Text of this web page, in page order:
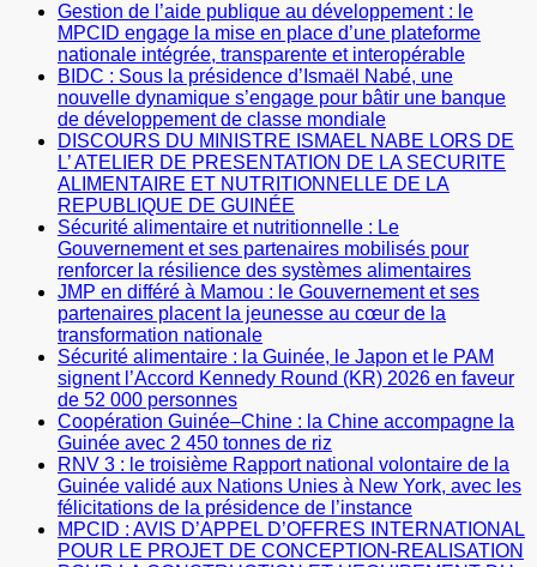
Gestion de l’aide publique au développement : le
MPCID engage la mise en place d’une plateforme
nationale intégrée, transparente et interopérable
BIDC : Sous la présidence d’Ismaël Nabé, une
nouvelle dynamique s’engage pour bâtir une banque
de développement de classe mondiale
DISCOURS DU MINISTRE ISMAEL NABE LORS DE
L’ ATELIER DE PRESENTATION DE LA SECURITE
ALIMENTAIRE ET NUTRITIONNELLE DE LA
REPUBLIQUE DE GUINÉE
Sécurité alimentaire et nutritionnelle : Le
Gouvernement et ses partenaires mobilisés pour
renforcer la résilience des systèmes alimentaires
JMP en différé à Mamou : le Gouvernement et ses
partenaires placent la jeunesse au cœur de la
transformation nationale
Sécurité alimentaire : la Guinée, le Japon et le PAM
signent l’Accord Kennedy Round (KR) 2026 en faveur
de 52 000 personnes
Coopération Guinée–Chine : la Chine accompagne la
Guinée avec 2 450 tonnes de riz
RNV 3 : le troisième Rapport national volontaire de la
Guinée validé aux Nations Unies à New York, avec les
félicitations de la présidence de l’instance
MPCID : AVIS D’APPEL D’OFFRES INTERNATIONAL
POUR LE PROJET DE CONCEPTION-REALISATION